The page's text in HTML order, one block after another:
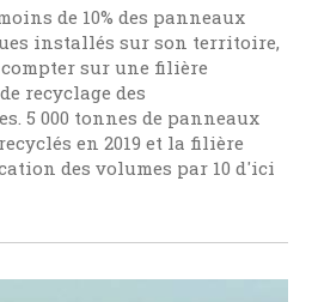
de 10% des panneaux
installés sur son territoire,
sur une filière
recyclage des
5 000 tonnes de panneaux
en 2019 et la filière
des volumes par 10 d'ici